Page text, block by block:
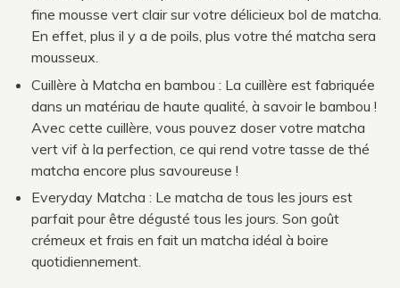
fine mousse vert clair sur votre délicieux bol de matcha.
En effet, plus il y a de poils, plus votre thé matcha sera
mousseux.
Cuillère à Matcha en bambou : La cuillère est fabriquée
dans un matériau de haute qualité, à savoir le bambou !
Avec cette cuillère, vous pouvez doser votre matcha
vert vif à la perfection, ce qui rend votre tasse de thé
matcha encore plus savoureuse !
Everyday Matcha : Le matcha de tous les jours est
parfait pour être dégusté tous les jours. Son goût
crémeux et frais en fait un matcha idéal à boire
quotidiennement.